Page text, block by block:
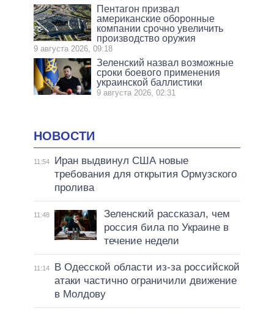
Пентагон призвал
американские оборонные
компании срочно увеличить
производство оружия
9 августа 2026, 09:18
Зеленский назвал возможные
сроки боевого применения
украинской баллистики
9 августа 2026, 02:31
НОВОСТИ
11:54
Иран выдвинул США новые
требования для открытия Ормузского
пролива
11:48
Зеленский рассказал, чем
россия била по Украине в
течение недели
11:14
В Одесской области из-за российской
атаки частично ограничили движение
в Молдову